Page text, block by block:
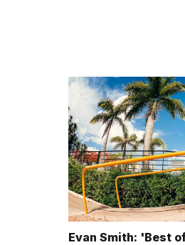
Evan Smith: 'Best